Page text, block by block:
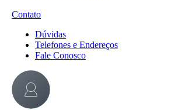
Contato
Dúvidas
Telefones e Endereços
Fale Conosco